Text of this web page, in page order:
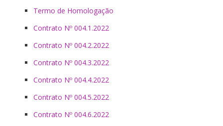
Termo de Homologação
Contrato Nº 004.1.2022
Contrato Nº 004.2.2022
Contrato Nº 004.3.2022
Contrato Nº 004.4.2022
Contrato Nº 004.5.2022
Contrato Nº 004.6.2022